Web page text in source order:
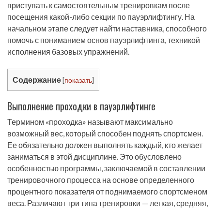
приступать к самостоятельным тренировкам после
посещения какой-либо секции по пауэрлифтингу. На
начальном этапе следует найти наставника, способного
помочь с пониманием основ пауэрлифтинга, техникой
исполнения базовых упражнений.
Содержание [показать]
Выполнение проходки в пауэрлифтинге
Термином «проходка» называют максимально
возможный вес, который способен поднять спортсмен.
Ее обязательно должен выполнять каждый, кто желает
заниматься в этой дисциплине. Это обусловлено
особенностью программы, заключаемой в составлении
тренировочного процесса на основе определенного
процентного показателя от поднимаемого спортсменом
веса. Различают три типа тренировки — легкая, средняя,